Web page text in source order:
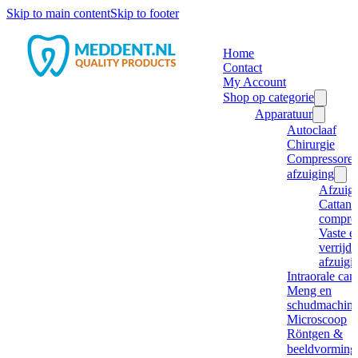
Skip to main contentSkip to footer
Home
Contact
My Account
Shop op categorie
Apparatuur
Autoclaaf
Chirurgie
afzuiging
Cattani
Vaste
Intraorale
Meng en
Microscoop
Röntgen &
beeldvorming